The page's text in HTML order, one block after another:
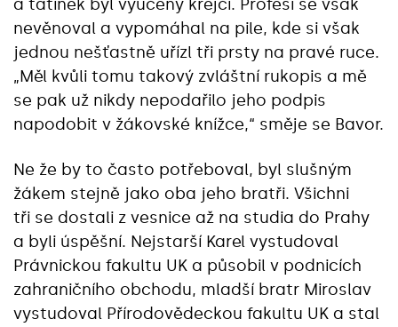
a tatínek byl vyučený krejčí. Profesi se však
nevěnoval a vypomáhal na pile, kde si však
jednou nešťastně uřízl tři prsty na pravé ruce.
„Měl kvůli tomu takový zvláštní rukopis a mě
se pak už nikdy nepodařilo jeho podpis
napodobit v žákovské knížce,“ směje se Bavor.
Ne že by to často potřeboval, byl slušným
žákem stejně jako oba jeho bratři. Všichni
tři se dostali z vesnice až na studia do Prahy
a byli úspěšní. Nejstarší Karel vystudoval
Právnickou fakultu UK a působil v podnicích
zahraničního obchodu, mladší bratr Miroslav
vystudoval Přírodovědeckou fakultu UK a stal